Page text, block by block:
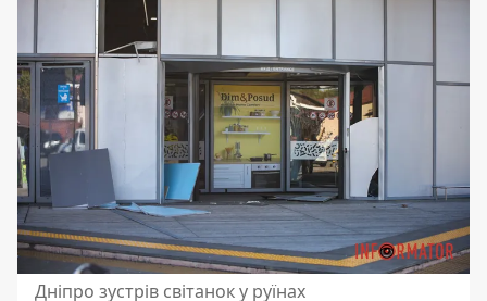
Дніпро зустрів світанок у руїнах